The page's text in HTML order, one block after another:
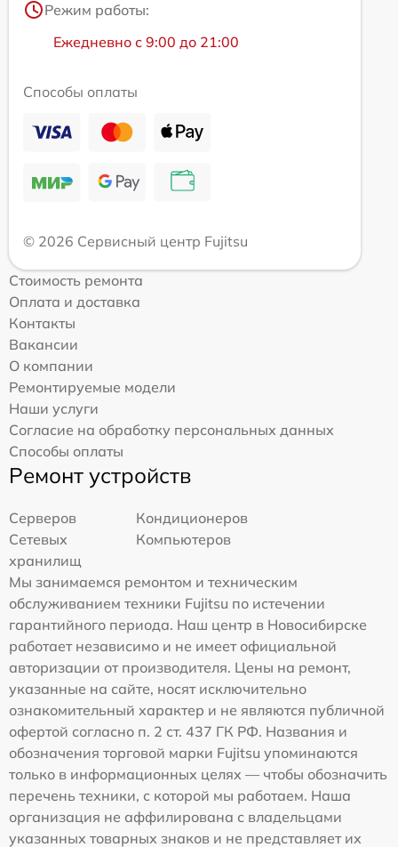
Режим работы:
Ежедневно с 9:00 до 21:00
Способы оплаты
© 2026 Сервисный центр Fujitsu
Стоимость ремонта
Оплата и доставка
Контакты
Вакансии
О компании
Ремонтируемые модели
Наши услуги
Согласие на обработку персональных данных
Способы оплаты
Ремонт устройств
Серверов
Кондиционеров
Сетевых
хранилищ
Компьютеров
Мы занимаемся ремонтом и техническим
обслуживанием техники Fujitsu по истечении
гарантийного периода. Наш центр в Новосибирске
работает независимо и не имеет официальной
авторизации от производителя. Цены на ремонт,
указанные на сайте, носят исключительно
ознакомительный характер и не являются публичной
офертой согласно п. 2 ст. 437 ГК РФ. Названия и
обозначения торговой марки Fujitsu упоминаются
только в информационных целях — чтобы обозначить
перечень техники, с которой мы работаем. Наша
организация не аффилирована с владельцами
указанных товарных знаков и не представляет их